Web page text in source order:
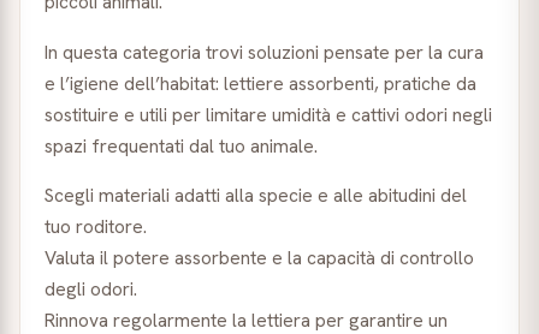
In questa categoria trovi soluzioni pensate per la cura
e l’igiene dell’habitat: lettiere assorbenti, pratiche da
sostituire e utili per limitare umidità e cattivi odori negli
spazi frequentati dal tuo animale.
Scegli materiali adatti alla specie e alle abitudini del
tuo roditore.
Valuta il potere assorbente e la capacità di controllo
degli odori.
Rinnova regolarmente la lettiera per garantire un